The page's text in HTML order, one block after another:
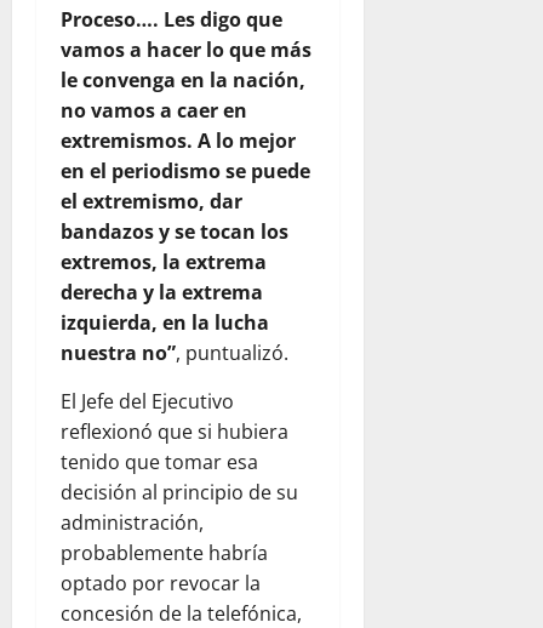
Proceso…. Les digo que
vamos a hacer lo que más
le convenga en la nación,
no vamos a caer en
extremismos. A lo mejor
en el periodismo se puede
el extremismo, dar
bandazos y se tocan los
extremos, la extrema
derecha y la extrema
izquierda, en la lucha
nuestra no”, puntualizó.
El Jefe del Ejecutivo
reflexionó que si hubiera
tenido que tomar esa
decisión al principio de su
administración,
probablemente habría
optado por revocar la
concesión de la telefónica,